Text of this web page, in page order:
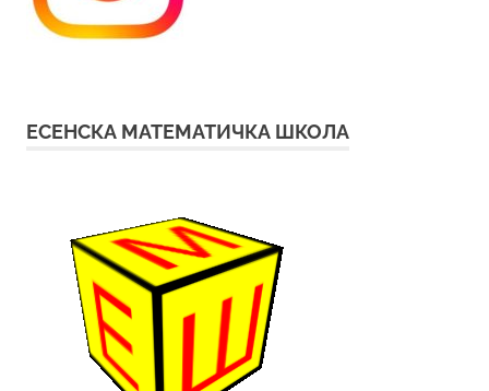
ЕСЕНСКА МАТЕМАТИЧКА ШКОЛА